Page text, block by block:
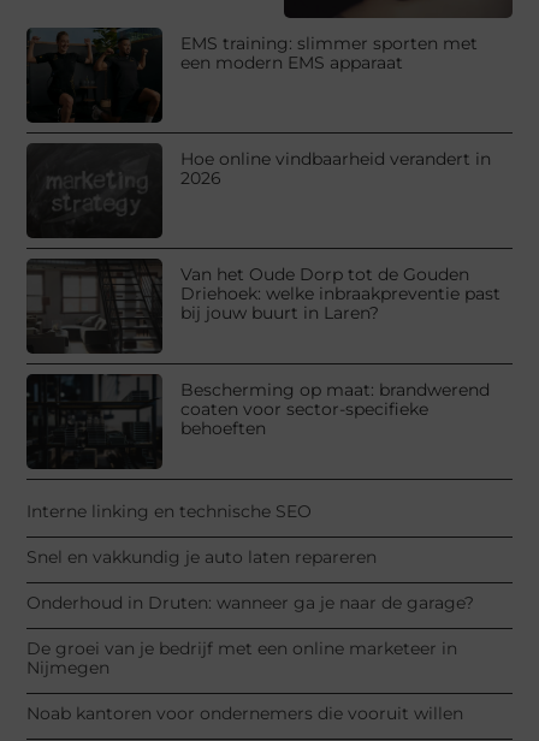
EMS training: slimmer sporten met
een modern EMS apparaat
Hoe online vindbaarheid verandert in
2026
Van het Oude Dorp tot de Gouden
Driehoek: welke inbraakpreventie past
bij jouw buurt in Laren?
Bescherming op maat: brandwerend
coaten voor sector-specifieke
behoeften
Interne linking en technische SEO
Snel en vakkundig je auto laten repareren
Onderhoud in Druten: wanneer ga je naar de garage?
De groei van je bedrijf met een online marketeer in
Nijmegen
Noab kantoren voor ondernemers die vooruit willen